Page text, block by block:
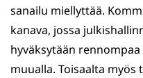
sanailu miellyttää.
kanava, jossa
hyväksytään
muualla. Toisaalta